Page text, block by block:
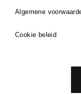
Algemene
Cookie beleid